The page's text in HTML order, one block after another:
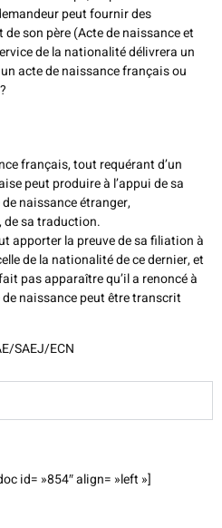
peut fournir des
son père (Acte de naissance et
de la nationalité délivrera un
acte de naissance français ou
français, tout requérant d’un
peut produire à l’appui de sa
naissance étranger,
de sa traduction.
apporter la preuve de sa filiation à
de la nationalité de ce dernier, et
pas apparaître qu’il a renoncé à
naissance peut être transcrit
SAEJ/ECN
id= »854″ align= »left »]